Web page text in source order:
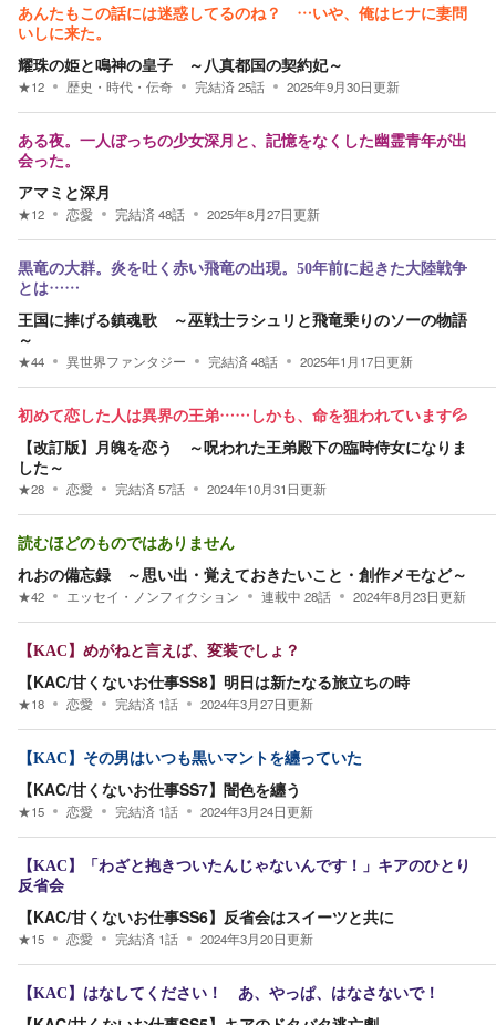
あんたもこの話には迷惑してるのね？ …いや、俺はヒナに妻問
いしに来た。
耀珠の姫と鳴神の皇子 ～八真都国の契約妃～
★12 歴史・時代・伝奇 完結済25話 2025年9月30日更新
ある夜。一人ぼっちの少女深月と、記憶をなくした幽霊青年が出
会った。
アマミと深月
★12 恋愛 完結済48話 2025年8月27日更新
黒竜の大群。炎を吐く赤い飛竜の出現。50年前に起きた大陸戦争
とは……
王国に捧げる鎮魂歌 ～巫戦士ラシュリと飛竜乗りのソーの物語
～
★44 異世界ファンタジー 完結済48話 2025年1月17日更新
初めて恋した人は異界の王弟……しかも、命を狙われています💦
【改訂版】月魄を恋う ～呪われた王弟殿下の臨時侍女になりま
した～
★28 恋愛 完結済57話 2024年10月31日更新
読むほどのものではありません
れおの備忘録 ～思い出・覚えておきたいこと・創作メモなど～
★42 エッセイ・ノンフィクション 連載中 28話 2024年8月23日更新
【KAC】めがねと言えば、変装でしょ？
【KAC/甘くないお仕事SS8】明日は新たなる旅立ちの時
★18 恋愛 完結済 1話 2024年3月27日更新
【KAC】その男はいつも黒いマントを纏っていた
【KAC/甘くないお仕事SS7】闇色を纏う
★15 恋愛 完結済 1話 2024年3月24日更新
【KAC】「わざと抱きついたんじゃないんです！」キアのひとり
反省会
【KAC/甘くないお仕事SS6】反省会はスイーツと共に
★15 恋愛 完結済 1話 2024年3月20日更新
【KAC】はなしてください！ あ、やっぱ、はなさないで！